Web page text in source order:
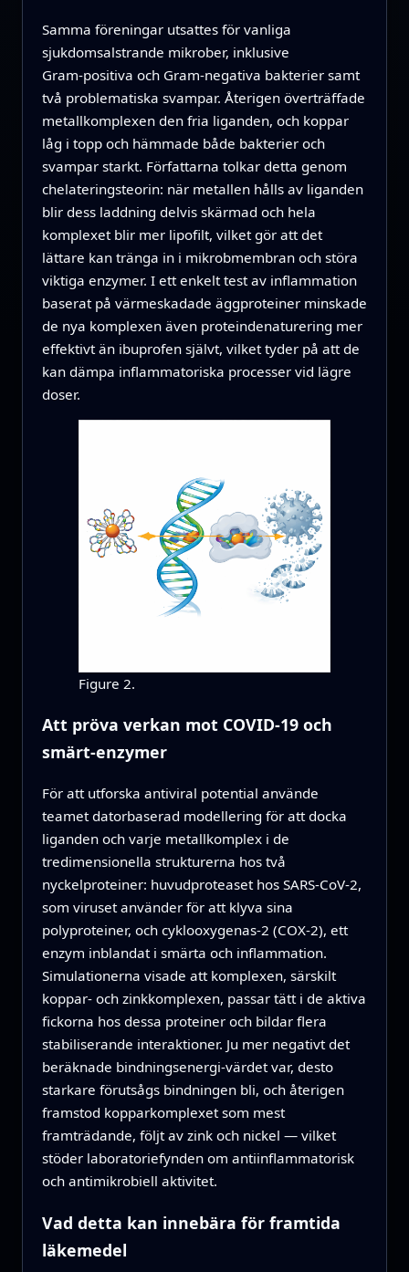
Samma föreningar utsattes för vanliga
sjukdomsalstrande mikrober, inklusive
Gram‑positiva och Gram‑negativa bakterier samt
två problematiska svampar. Återigen överträffade
metallkomplexen den fria liganden, och koppar
låg i topp och hämmade både bakterier och
svampar starkt. Författarna tolkar detta genom
chelateringsteorin: när metallen hålls av liganden
blir dess laddning delvis skärmad och hela
komplexet blir mer lipofilt, vilket gör att det
lättare kan tränga in i mikrobmembran och störa
viktiga enzymer. I ett enkelt test av inflammation
baserat på värmeskadade äggproteiner minskade
de nya komplexen även proteindenaturering mer
effektivt än ibuprofen självt, vilket tyder på att de
kan dämpa inflammatoriska processer vid lägre
doser.
Figure 2.
Att pröva verkan mot COVID‑19 och
smärt‑enzymer
För att utforska antiviral potential använde
teamet datorbaserad modellering för att docka
liganden och varje metallkomplex i de
tredimensionella strukturerna hos två
nyckelproteiner: huvudproteaset hos SARS‑CoV‑2,
som viruset använder för att klyva sina
polyproteiner, och cyklooxygenas‑2 (COX‑2), ett
enzym inblandat i smärta och inflammation.
Simulationerna visade att komplexen, särskilt
koppar‑ och zinkkomplexen, passar tätt i de aktiva
fickorna hos dessa proteiner och bildar flera
stabiliserande interaktioner. Ju mer negativt det
beräknade bindningsenergi‑värdet var, desto
starkare förutsågs bindningen bli, och återigen
framstod kopparkomplexet som mest
framträdande, följt av zink och nickel — vilket
stöder laboratoriefynden om antiinflammatorisk
och antimikrobiell aktivitet.
Vad detta kan innebära för framtida
läkemedel